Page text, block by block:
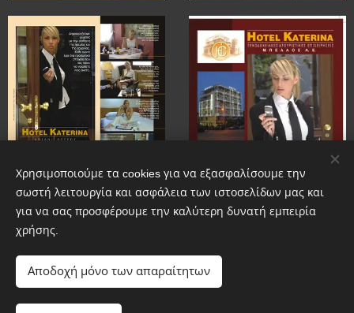
Χρησιμοποιούμε τα cookies για να εξασφαλίσουμε την
σωστή λειτουργία και ασφάλεια των ιστοσελίδων μας και
για να σας προσφέρουμε την καλύτερη δυνατή εμπειρία
χρήσης.
Αποδοχή μόνο των απαραίτητων